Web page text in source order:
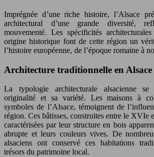
Imprégnée d’une riche histoire, l’Alsace
architectural d’une grande diversité,
mouvementé. Les spécificités
origine historique font de cette région un
l’histoire européenne, de l’époque romaine à
Architecture traditionnelle en Alsace
La typologie architecturale alsacienne
originalité et sa variété. Les maisons à
symboles de l’Alsace, témoignent de
région. Ces bâtisses, construites entre le XVIe
caractérisées par leur structure en bois
abrupte et leurs couleurs vives. De
alsaciens ont conservé ces habitations
trésors du patrimoine local.